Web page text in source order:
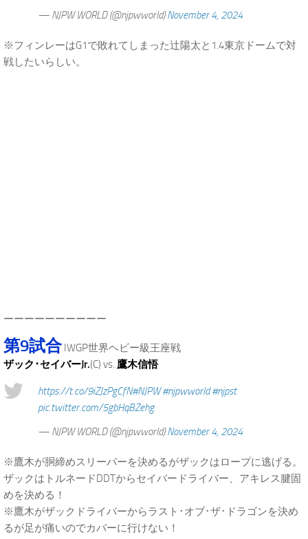
— NJPW WORLD (@njpwworld)November 4, 2024
※フィンレーはG1で敗れてしまった辻陽太と1.4東京ドームで対
戦したいらしい。
ーーーーーーーーーー
第9試合IWGP世界ヘビー級王座戦
ザック･セイバーJr.(C) vs. 鷹木信悟
https://t.co/9iZJzPgCfN#NJPW #njpwworld #njpst
pic.twitter.com/5gbHqBZehg
— NJPW WORLD (@njpwworld)November 4, 2024
※鷹木が胴締めスリーパーを決めるがザックはロープに逃げる。
ザックはトルネードDDTからセイバードライバー、アキレス腱固
めを決める！
※鷹木がザックドライバーからラスト･オブ･ザ･ドラゴンを決め
るが足が痛いのでカバーに行けない！